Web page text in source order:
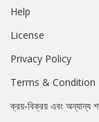
Help
License
Privacy Policy
Terms & Condition
ক্রয়-বিক্রয় এবং অন্যান্য